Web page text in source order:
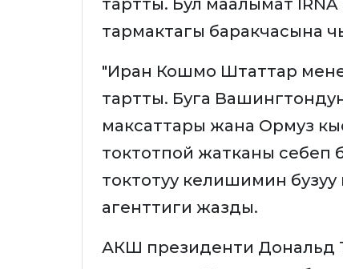
тартты. Бул маалымат
тармактагы баракчасына
"Иран Кошмо Штаттар менен
тартты. Буга
максаттары жана Ормуз
токтотпой жатканы себеп
токтотуу келишимин
агенттиги жазды.
АКШ президенти Дональд